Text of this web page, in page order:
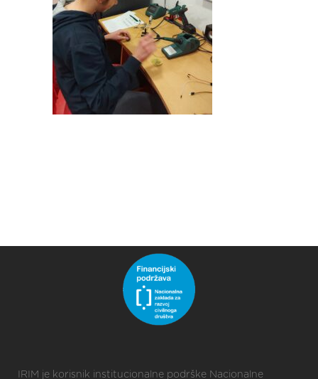
IRIM je korisnik institucionalne podrške Nacionalne